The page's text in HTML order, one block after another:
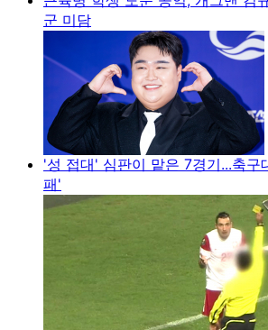
군 미담
'성 접대' 심판이 맡은 7경기...축
패'